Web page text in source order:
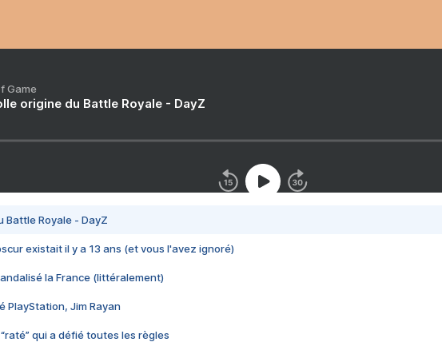
Game
origine du Battle Royale - DayZ
Battle Royale - DayZ
existait il y a 13 ans (et vous l'avez ignoré)
la France (littéralement)
PlayStation, Jim Rayan
qui a défié toutes les règles